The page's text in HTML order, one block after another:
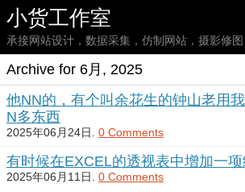
小货工作室
承接网站设计，数据采集，仿制网站，摄影修
Archive for 6月, 2025
他NN的，有个叫余花生的钟山老用
N多东西
2025年06月24日. 0 Comments
有时候在EXCEL的透视表中增加一
2025年06月11日. 0 Comments